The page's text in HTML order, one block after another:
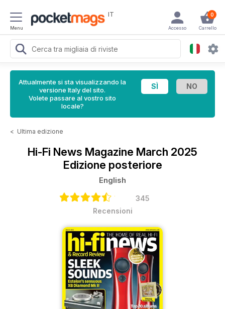
Menu
IT 0
Carrello
Accesso
Attualmente si sta visualizzando la
versione Italy del sito.
Volete passare al vostro sito
locale?
< Ultima edizione
Hi-Fi News Magazine March 2025
Edizione posteriore
English
345
Recensioni